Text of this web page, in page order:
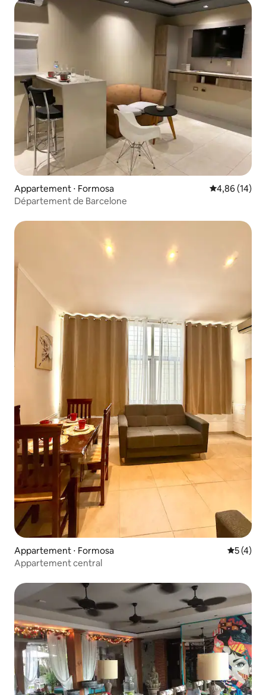
Appartement ⋅ Formosa Évaluation
4,86 (14)
Département de Barcelone
Appartement ⋅ Formosa
5 (4)
Appartement central